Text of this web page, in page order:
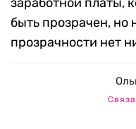
быть прозрачен, но
прозрачности нет